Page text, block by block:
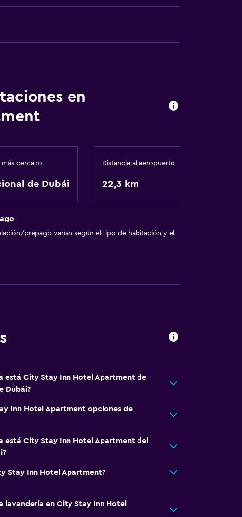
en
cercano
de Dubái
Distancia al aeropuerto
22,3 km
prepago varían según el tipo de habitación y el
está City Stay Inn Hotel Apartment de
Dubái?
Inn Hotel Apartment opciones de
está City Stay Inn Hotel Apartment del
Stay Inn Hotel Apartment?
lavandería en City Stay Inn Hotel